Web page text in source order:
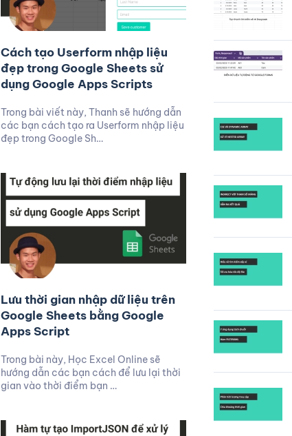
Cách tạo Userform nhập liệu
đẹp trong Google Sheets sử
dụng Google Apps Scripts
Trong bài viết này, Thanh sẽ hướng dẫn
các bạn cách tạo ra Userform nhập liệu
đẹp trong Google Sh…
Lưu thời gian nhập dữ liệu trên
Google Sheets bằng Google
Apps Script
Trong bài này, Học Excel Online sẽ
hướng dẫn các bạn cách để lưu lại thời
gian vào thời điểm bạn …